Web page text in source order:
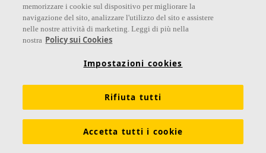
Links
Dichiarazioni di Performance Informazioni legali
Scarica le nostre brochure Segnalazioni Whistleblowing
memorizzare i cookie sul dispositivo per migliorare la
navigazione del sito, analizzare l'utilizzo del sito e assistere
nelle nostre attività di marketing. Leggi di più nella
nostra Policy sui Cookies
Impostazioni cookies
Rifiuta tutti
Accetta tutti i cookie